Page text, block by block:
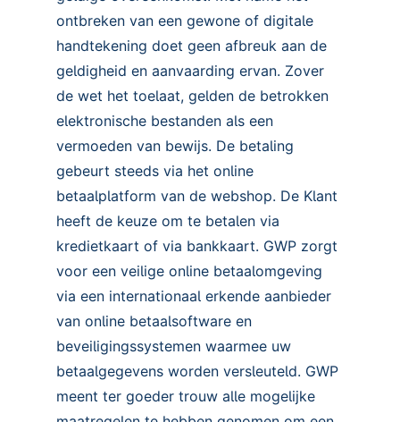
ontbreken van een gewone of digitale
handtekening doet geen afbreuk aan de
geldigheid en aanvaarding ervan. Zover
de wet het toelaat, gelden de betrokken
elektronische bestanden als een
vermoeden van bewijs. De betaling
gebeurt steeds via het online
betaalplatform van de webshop. De Klant
heeft de keuze om te betalen via
kredietkaart of via bankkaart. GWP zorgt
voor een veilige online betaalomgeving
via een internationaal erkende aanbieder
van online betaalsoftware en
beveiligingssystemen waarmee uw
betaalgegevens worden versleuteld. GWP
meent ter goeder trouw alle mogelijke